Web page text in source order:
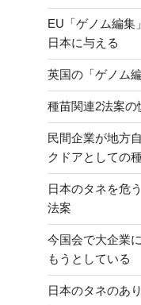
EU「ゲノム編集
日本に与える
英国の「ゲノム
種苗関連2法案
民間企業が地方
クドアとしての
日本のタネを危
法案
今国会で大企業
もうとしている
日本のタネのあ